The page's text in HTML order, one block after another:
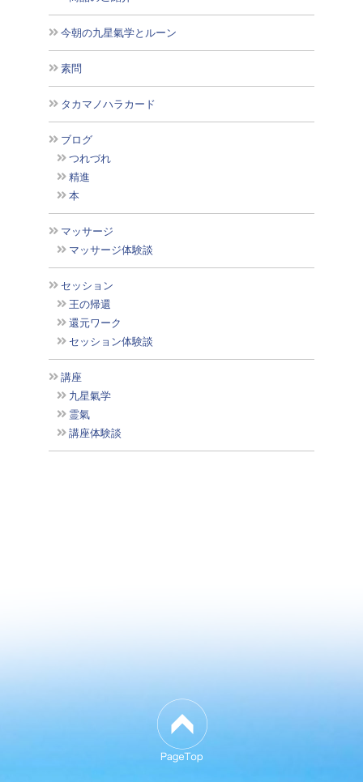
今朝の九星氣学とルーン
素問
タカマノハラカード
ブログ
つれづれ
精進
本
マッサージ
マッサージ体験談
セッション
王の帰還
還元ワーク
セッション体験談
講座
九星氣学
霊氣
講座体験談